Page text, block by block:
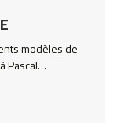
modèles de
Pascal…